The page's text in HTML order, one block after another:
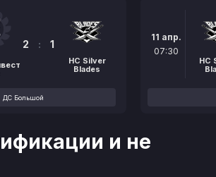
2 : 1
HC Silver
Blades
ДС Большой
11 апр.
07:30
HC
и не